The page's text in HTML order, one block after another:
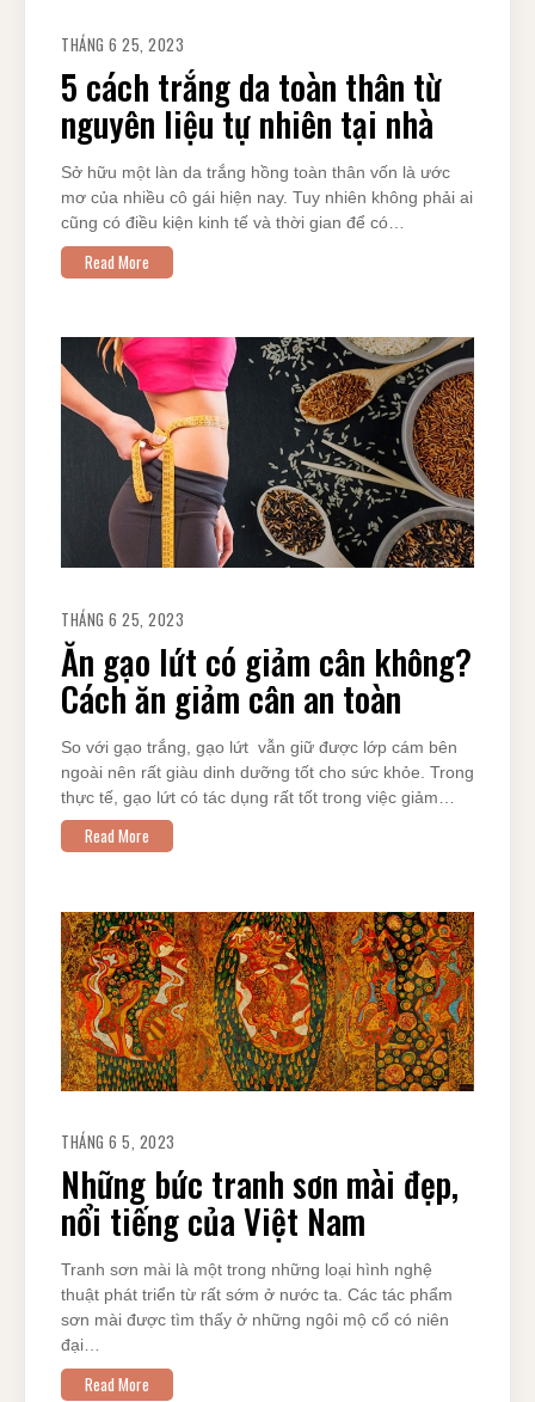
THÁNG 6 25, 2023
5 cách trắng da toàn thân từ
nguyên liệu tự nhiên tại nhà
Sở hữu một làn da trắng hồng toàn thân vốn là ước
mơ của nhiều cô gái hiện nay. Tuy nhiên không phải ai
cũng có điều kiện kinh tế và thời gian để có…
Read More
THÁNG 6 25, 2023
Ăn gạo lứt có giảm cân không?
Cách ăn giảm cân an toàn
So với gạo trắng, gạo lứt vẫn giữ được lớp cám bên
ngoài nên rất giàu dinh dưỡng tốt cho sức khỏe. Trong
thực tế, gạo lứt có tác dụng rất tốt trong việc giảm…
Read More
THÁNG 6 5, 2023
Những bức tranh sơn mài đẹp,
nổi tiếng của Việt Nam
Tranh sơn mài là một trong những loại hình nghệ
thuật phát triển từ rất sớm ở nước ta. Các tác phẩm
sơn mài được tìm thấy ở những ngôi mộ cổ có niên
đại…
Read More